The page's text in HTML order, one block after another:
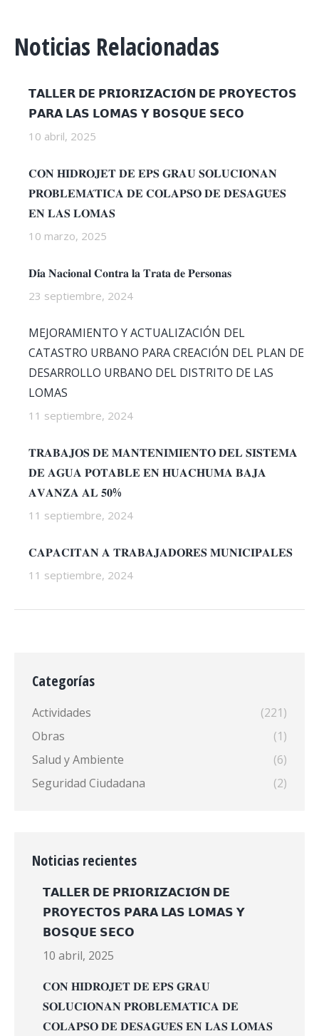
Noticias Relacionadas
𝗧𝗔𝗟𝗟𝗘𝗥 𝗗𝗘 𝗣𝗥𝗜𝗢𝗥𝗜𝗭𝗔𝗖𝗜𝗢́𝗡 𝗗𝗘 𝗣𝗥𝗢𝗬𝗘𝗖𝗧𝗢𝗦
𝗣𝗔𝗥𝗔 𝗟𝗔𝗦 𝗟𝗢𝗠𝗔𝗦 𝗬 𝗕𝗢𝗦𝗤𝗨𝗘 𝗦𝗘𝗖𝗢
10 abril, 2025
𝐂𝐎𝐍 𝐇𝐈𝐃𝐑𝐎𝐉𝐄𝐓 𝐃𝐄 𝐄𝐏𝐒 𝐆𝐑𝐀𝐔 𝐒𝐎𝐋𝐔𝐂𝐈𝐎𝐍𝐀𝐍
𝐏𝐑𝐎𝐁𝐋𝐄𝐌𝐀́𝐓𝐈𝐂𝐀 𝐃𝐄 𝐂𝐎𝐋𝐀𝐏𝐒𝐎 𝐃𝐄 𝐃𝐄𝐒𝐀𝐆𝐔̈𝐄𝐒
𝐄𝐍 𝐋𝐀𝐒 𝐋𝐎𝐌𝐀𝐒
10 marzo, 2025
𝐃𝐢́𝐚 𝐍𝐚𝐜𝐢𝐨𝐧𝐚𝐥 𝐂𝐨𝐧𝐭𝐫𝐚 𝐥𝐚 𝐓𝐫𝐚𝐭𝐚 𝐝𝐞 𝐏𝐞𝐫𝐬𝐨𝐧𝐚𝐬
23 septiembre, 2024
MEJORAMIENTO Y ACTUALIZACIÓN DEL
CATASTRO URBANO PARA CREACIÓN DEL PLAN DE
DESARROLLO URBANO DEL DISTRITO DE LAS
LOMAS
11 septiembre, 2024
𝐓𝐑𝐀𝐁𝐀𝐉𝐎𝐒 𝐃𝐄 𝐌𝐀𝐍𝐓𝐄𝐍𝐈𝐌𝐈𝐄𝐍𝐓𝐎 𝐃𝐄𝐋 𝐒𝐈𝐒𝐓𝐄𝐌𝐀
𝐃𝐄 𝐀𝐆𝐔𝐀 𝐏𝐎𝐓𝐀𝐁𝐋𝐄 𝐄𝐍 𝐇𝐔𝐀𝐂𝐇𝐔𝐌𝐀 𝐁𝐀𝐉𝐀
𝐀𝐕𝐀𝐍𝐙𝐀 𝐀𝐋 𝟓𝟎%
11 septiembre, 2024
𝐂𝐀𝐏𝐀𝐂𝐈𝐓𝐀𝐍 𝐀 𝐓𝐑𝐀𝐁𝐀𝐉𝐀𝐃𝐎𝐑𝐄𝐒 𝐌𝐔𝐍𝐈𝐂𝐈𝐏𝐀𝐋𝐄𝐒
11 septiembre, 2024
Categorías
Actividades
(221)
Obras
(1)
Salud y Ambiente
(6)
Seguridad Ciudadana
(2)
Noticias recientes
𝗧𝗔𝗟𝗟𝗘𝗥 𝗗𝗘 𝗣𝗥𝗜𝗢𝗥𝗜𝗭𝗔𝗖𝗜𝗢́𝗡 𝗗𝗘
𝗣𝗥𝗢𝗬𝗘𝗖𝗧𝗢𝗦 𝗣𝗔𝗥𝗔 𝗟𝗔𝗦 𝗟𝗢𝗠𝗔𝗦 𝗬
𝗕𝗢𝗦𝗤𝗨𝗘 𝗦𝗘𝗖𝗢
10 abril, 2025
𝐂𝐎𝐍 𝐇𝐈𝐃𝐑𝐎𝐉𝐄𝐓 𝐃𝐄 𝐄𝐏𝐒 𝐆𝐑𝐀𝐔
𝐒𝐎𝐋𝐔𝐂𝐈𝐎𝐍𝐀𝐍 𝐏𝐑𝐎𝐁𝐋𝐄𝐌𝐀́𝐓𝐈𝐂𝐀 𝐃𝐄
𝐂𝐎𝐋𝐀𝐏𝐒𝐎 𝐃𝐄 𝐃𝐄𝐒𝐀𝐆𝐔̈𝐄𝐒 𝐄𝐍 𝐋𝐀𝐒 𝐋𝐎𝐌𝐀𝐒